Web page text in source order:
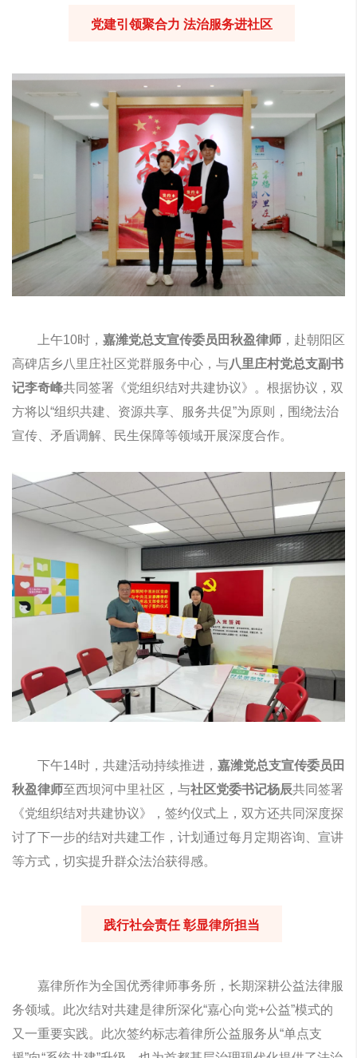
党建引领聚合力 法治服务进社区
上午10时， 嘉潍党总支宣传委员田秋盈律师 ，赴朝阳区
高碑店乡八里庄社区党群服务中心，与八里庄村党总支副书
记李奇峰共同签署《党组织结对共建协议》。根据协议，双
方将以“组织共建、资源共享、服务共促”为原则，围绕法治
宣传、矛盾调解、民生保障等领域开展深度合作。
下午14时，共建活动持续推进， 嘉潍党总支宣传委员田
秋盈律师至西坝河中里社区，与社区党委书记杨辰共同签署
《党组织结对共建协议》，签约仪式上，双方还共同深度探
讨了下一步的结对共建工作，计划通过每月定期咨询、宣讲
等方式，切实提升群众法治获得感。
践行社会责任 彰显律所担当
嘉律所作为全国优秀律师事务所，长期深耕公益法律服
务领域。此次结对共建是律所深化“嘉心向党+公益”模式的
又一重要实践。此次签约标志着律所公益服务从“单点支